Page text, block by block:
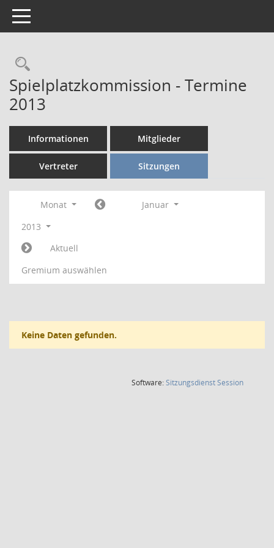
Toggle navigation
Rechercheauswahl
Spielplatzkommission - Termine
2013
Informationen Mitglieder
Vertreter Sitzungen
Monat
Januar
2013
Aktuell
Gremium auswählen
Keine Daten gefunden.
Software:SitzungsdienstSession(Wird in